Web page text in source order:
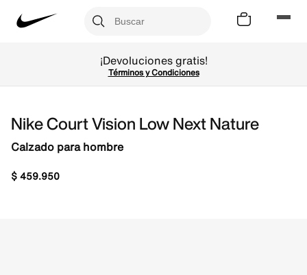
¡Devoluciones gratis!
Términos y Condiciones
Nike Court Vision Low Next Nature
Calzado para hombre
$459.950